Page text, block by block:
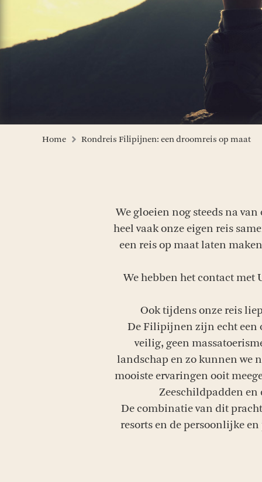
Home Rondreis Filipijnen: een droomreis op maat
We gloeien nog steeds na
heel vaak onze eigen reis
een reis op maat laten
We hebben het contact met
Ook tijdens onze reis
De Filipijnen zijn echt een
veilig, geen
landschap en zo kunnen we
mooiste ervaringen ooit
Zeeschildpadden
De combinatie van dit
resorts en de persoonlijke